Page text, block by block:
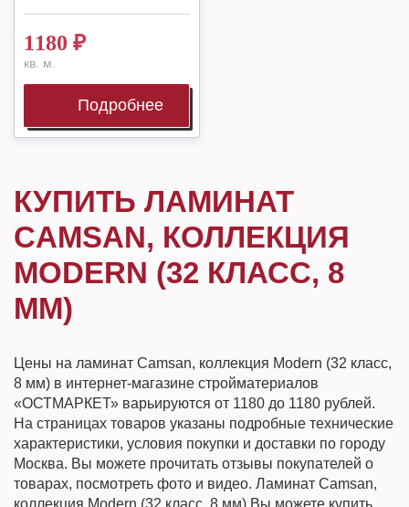
1180 ₽
кв. м.
Подробнее
КУПИТЬ ЛАМИНАТ
CAMSAN, КОЛЛЕКЦИЯ
MODERN (32 КЛАСС, 8
ММ)
Цены на ламинат Camsan, коллекция Modern (32 класс,
8 мм) в интернет-магазине стройматериалов
«ОСТМАРКЕТ» варьируются от 1180 до 1180 рублей.
На страницах товаров указаны подробные технические
характеристики, условия покупки и доставки по городу
Москва. Вы можете прочитать отзывы покупателей о
товарах, посмотреть фото и видео. Ламинат Camsan,
коллекция Modern (32 класс, 8 мм) Вы можете купить